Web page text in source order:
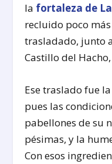
la fortaleza de
recluido poco
trasladado, junto
Castillo del
Ese traslado fue
pues las
pabellones de su
pésimas, y la
Con esos